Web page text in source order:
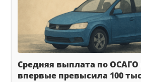
Средняя выплата по ОСАГО
впервые превысила 100